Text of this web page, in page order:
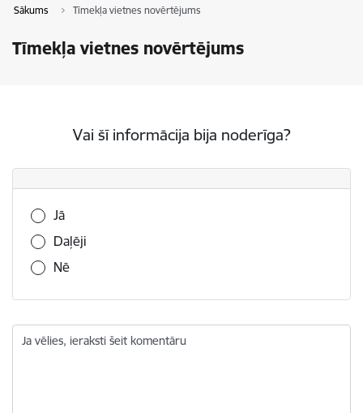
Sākums Tīmekļa vietnes novērtējums
Tīmekļa vietnes novērtējums
Vai šī informācija bija noderīga?
Vai šī informācija bija noderīga?
Jā
Daļēji
Nē
Ja vēlies, ieraksti šeit komentāru